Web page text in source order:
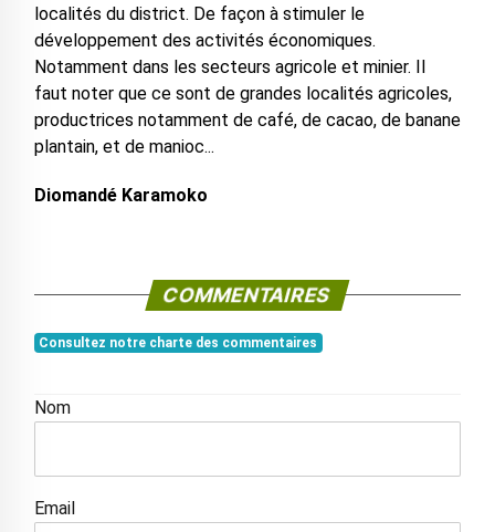
localités du district. De façon à stimuler le
développement des activités économiques.
Notamment dans les secteurs agricole et minier. Il
faut noter que ce sont de grandes localités agricoles,
productrices notamment de café, de cacao, de banane
plantain, et de manioc...
Diomandé Karamoko
COMMENTAIRES
Consultez notre charte des commentaires
Nom
Email